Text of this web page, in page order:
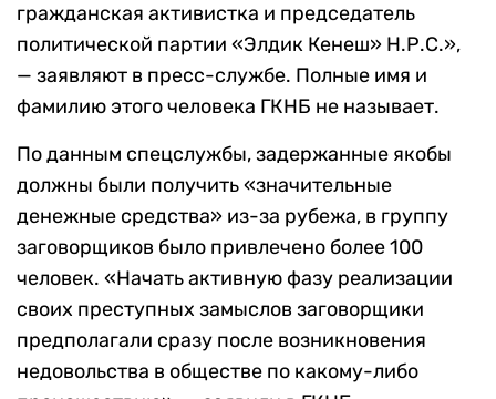
гражданская активистка и председатель
политической партии «Элдик Кенеш» Н.Р.С.»,
— заявляют в пресс-службе. Полные имя и
фамилию этого человека ГКНБ не называет.
По данным спецслужбы, задержанные якобы
должны были получить «значительные
денежные средства» из-за рубежа, в группу
заговорщиков было привлечено более 100
человек. «Начать активную фазу реализации
своих преступных замыслов заговорщики
предполагали сразу после возникновения
недовольства в обществе по какому-либо